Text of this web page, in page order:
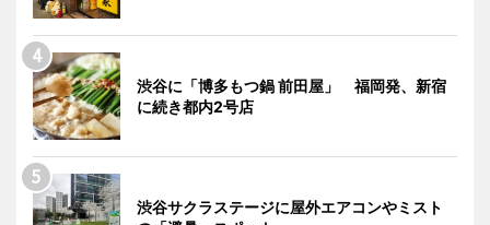
渋谷に「博多もつ鍋 前田屋」 福岡発、新宿
に続き都内2号店
渋谷サクラステージに屋外エアコンやミスト